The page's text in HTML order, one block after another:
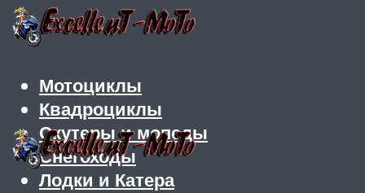
Мотоциклы
Квадроциклы
Скутеры и мопеды
Снегоходы
Лодки и Катера